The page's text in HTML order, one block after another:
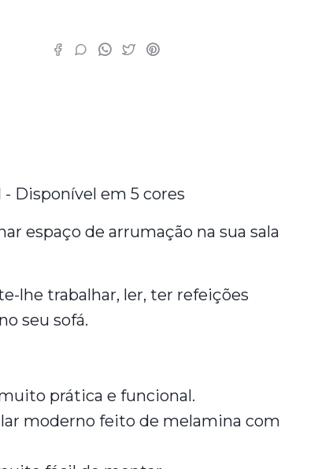
Disponível em 5 cores
espaço de arrumação na sua sala
lhe trabalhar, ler, ter refeições
seu sofá.
prática e funcional.
moderno feito de melamina com